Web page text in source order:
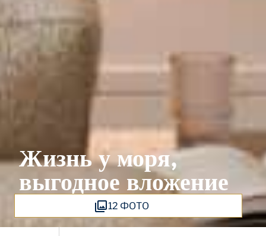
Жизнь у моря,
выгодное вложение
12 ФОТО